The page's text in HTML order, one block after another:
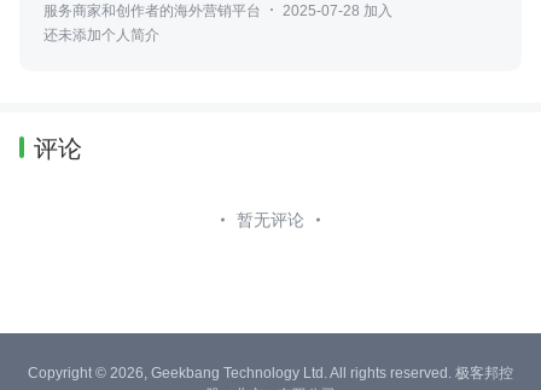
服务商家和创作者的海外营销平台
2025-07-28 加入
还未添加个人简介
评论
暂无评论
Copyright © 2026, Geekbang Technology Ltd. All rights reserved. 极客邦控